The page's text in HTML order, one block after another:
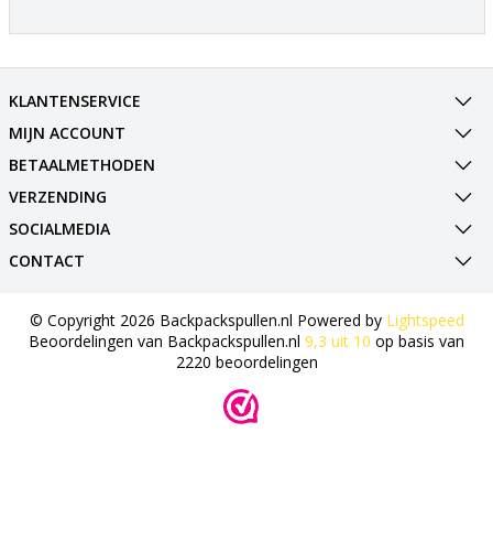
KLANTENSERVICE
MIJN ACCOUNT
BETAALMETHODEN
VERZENDING
SOCIALMEDIA
CONTACT
© Copyright 2026 Backpackspullen.nl Powered by Lightspeed
Beoordelingen van Backpackspullen.nl 9,3 uit 10 op basis van
2220 beoordelingen